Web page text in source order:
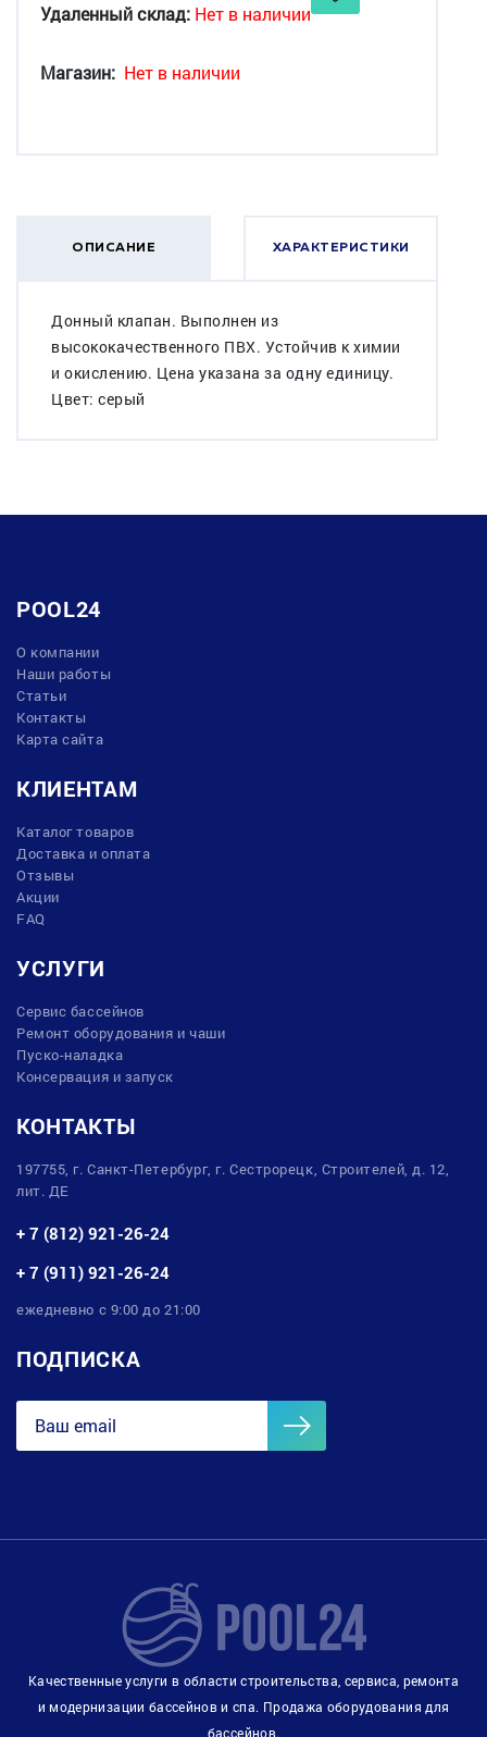
Удаленный склад: Нет в наличии
Магазин: Нет в наличии
ОПИСАНИЕ ХАРАКТЕРИСТИКИ
Донный клапан. Выполнен из
высококачественного ПВХ. Устойчив к химии
и окислению. Цена указана за одну единицу.
Цвет: серый
POOL24
О компании
Наши работы
Статьи
Контакты
Карта сайта
КЛИЕНТАМ
Каталог товаров
Доставка и оплата
Отзывы
Акции
FAQ
УСЛУГИ
Сервис бассейнов
Ремонт оборудования и чаши
Пуско-наладка
Консервация и запуск
КОНТАКТЫ
197755, г. Санкт-Петербург, г. Сестрорецк, Строителей, д. 12,
лит. ДЕ
+ 7 (812) 921-26-24
+ 7 (911) 921-26-24
ежедневно с 9:00 до 21:00
ПОДПИСКА
Качественные услуги в области строительства, сервиса, ремонта
и модернизации бассейнов и спа. Продажа оборудования для
бассейнов.